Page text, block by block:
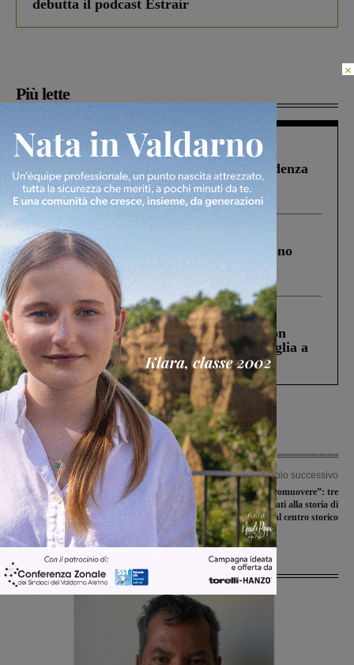
debutta il podcast Estrair
Più lette
Figline Incisa Valdarno 1 Agosto 2026
Piscina di Figline finanziata oltre la scadenza
Pnrr, il gruppo di Fratelli d’Italia: “Un
ringraziamento al Governo”
Cronaca 4 Agosto 2026
Un anno fa la strage in A1 in cui morirono
Gianni, Giulia e Franco. Lo schianto, il
processo, lo stop ai sorpassi fra tir....
Cronaca 3 Agosto 2026
Scomparso da una struttura di Castiglion
Fiorentino l’uomo che aveva ucciso la figlia a
Levane nel 2020
Articolo precedente
Magro bottino, appena un punto, dai
campionati allievi e giovanissimi
regionali
Articolo successivo
“Conoscere per promuovere”: tre
appuntamenti dedicati alla storia di
Montevarchi e al centro storico
Ultime Notizie
×